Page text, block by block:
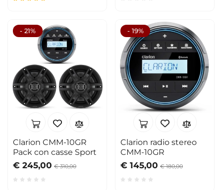
- 21%
Clarion CMM-10GR
Pack con casse Sport
€ 245,00 € 310,00
- 19%
Clarion radio stereo
CMM-10GR
€ 145,00 € 180,00